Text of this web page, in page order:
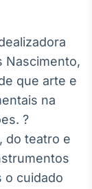
Nascimento,
que arte e
na
?
do teatro e
o cuidado